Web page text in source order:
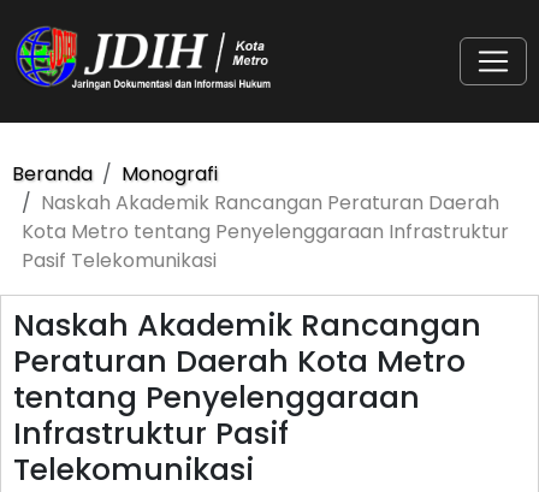
Beranda
Monografi
Naskah Akademik Rancangan Peraturan Daerah
Kota Metro tentang Penyelenggaraan Infrastruktur
Pasif Telekomunikasi
Naskah Akademik Rancangan
Peraturan Daerah Kota Metro
tentang Penyelenggaraan
Infrastruktur Pasif
Telekomunikasi